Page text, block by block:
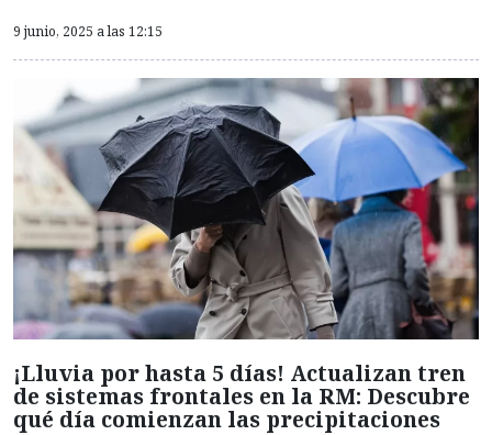
9 junio, 2025 a las 12:15
¡Lluvia por hasta 5 días! Actualizan tren
de sistemas frontales en la RM: Descubre
qué día comienzan las precipitaciones